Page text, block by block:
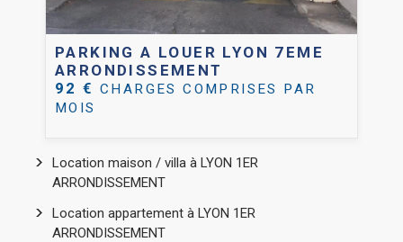
PARKING A LOUER LYON 7EME
ARRONDISSEMENT
92 € CHARGES COMPRISES PAR
MOIS
Location maison / villa à LYON 1ER
ARRONDISSEMENT
Location appartement à LYON 1ER
ARRONDISSEMENT